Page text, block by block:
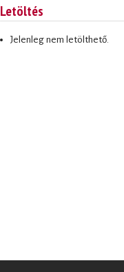
Letöltés
Jelenleg nem letölthető.